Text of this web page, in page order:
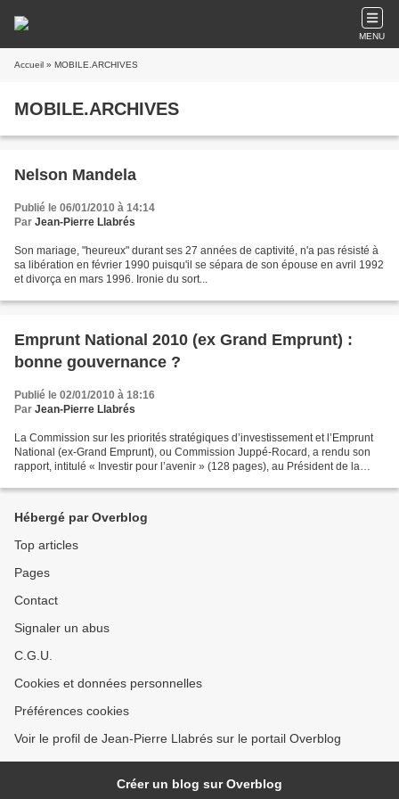
MENU
Accueil » MOBILE.ARCHIVES
MOBILE.ARCHIVES
Nelson Mandela
Publié le 06/01/2010 à 14:14
Par Jean-Pierre Llabrés
Son mariage, "heureux" durant ses 27 années de captivité, n'a pas résisté à
sa libération en février 1990 puisqu'il se sépara de son épouse en avril 1992
et divorça en mars 1996. Ironie du sort...
Emprunt National 2010 (ex Grand Emprunt) :
bonne gouvernance ?
Publié le 02/01/2010 à 18:16
Par Jean-Pierre Llabrés
La Commission sur les priorités stratégiques d’investissement et l’Emprunt
National (ex-Grand Emprunt), ou Commission Juppé-Rocard, a rendu son
rapport, intitulé « Investir pour l’avenir » (128 pages), au Président de la
Hébergé par Overblog
Top articles
Pages
Contact
Signaler un abus
C.G.U.
Cookies et données personnelles
Préférences cookies
Voir le profil de Jean-Pierre Llabrés sur le portail Overblog
Créer un blog sur Overblog